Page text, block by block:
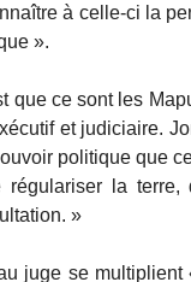
à celle-ci la
».
que ce sont les
et judiciaire.
politique que
régulariser la
»
juge se